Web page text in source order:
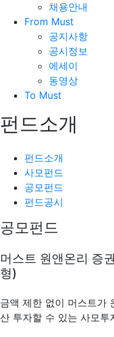
채용안내
From Must
공지사항
공시정보
에세이
동영상
To Must
펀드소개
펀드소개
사모펀드
공모펀드
펀드공시
공모펀드
머스트 원앤온리 증
형)
금액 제한 없이 머스트가
산 투자할 수 있는 사모투